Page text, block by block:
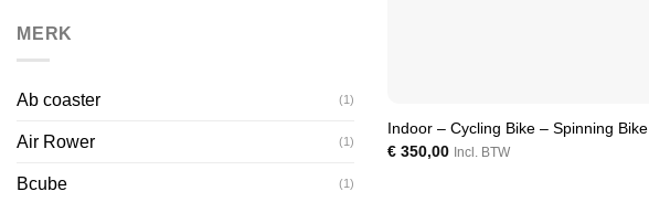
MERK
Ab coaster (1)
Air Rower (1)
Bcube (1)
Indoor – Cycling Bike – Spinning Bike
€350,00 Incl. BTW